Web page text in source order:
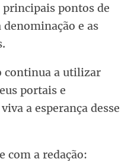
principais pontos de
e as
continua a utilizar
portais e
a esperança desse
com a redação: